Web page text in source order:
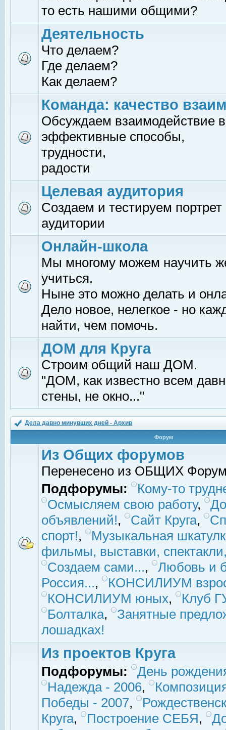
то есть нашими общими?
Деятельность
Что делаем?
Где делаем?
Как делаем?
Команда: качество
Обсуждаем взаимодействие
эффективные способы,
трудности,
радости
Целевая аудитория
Создаем и тестируем
аудитории
Онлайн-школа
Мы многому можем научить
учиться.
Ныне это можно делать и
Дело новое, нелегкое - но
найти, чем помочь.
ДОМ для Круга
Строим общий наш ДОМ.
"ДОМ, как известно всем
стены, не окно..."
Дела давно минувших дней - Архив
Форум
Из Общих форумов
Перенесено из ОБЩИХ
Подфорумы:
Кому-то
Осмысляем свою работу,
объявлений!, Сайт Круга,
спорт!,
Музыкальная
фильмы, выставки,
Создаем сами...,
Любовь и
Россия...,
КОНСИЛИУМ
КОНСИЛИУМ юных,
Клуб
Болталка,
Занятные
лошадках!
Из проектов Круга
Подфорумы:
День
Надежда - 2006,
Победы - 2007,
Круга, Построение СЕБЯ,